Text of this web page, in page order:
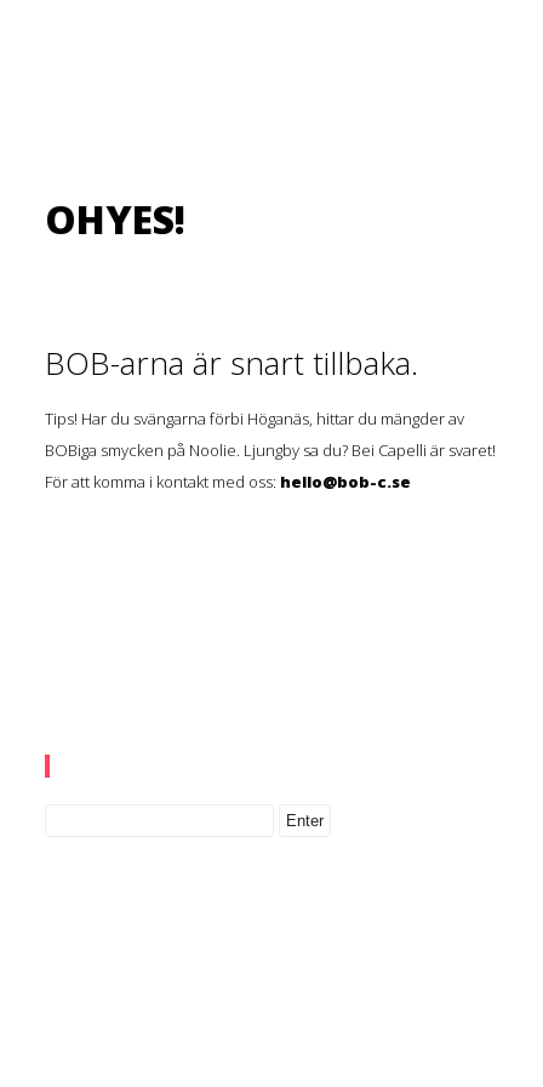
OHYES!
BOB-arna är snart tillbaka.
Tips! Har du svängarna förbi Höganäs, hittar du mängder av
BOBiga smycken på Noolie. Ljungby sa du? Bei Capelli är svaret!
För att komma i kontakt med oss: hello@bob-c.se